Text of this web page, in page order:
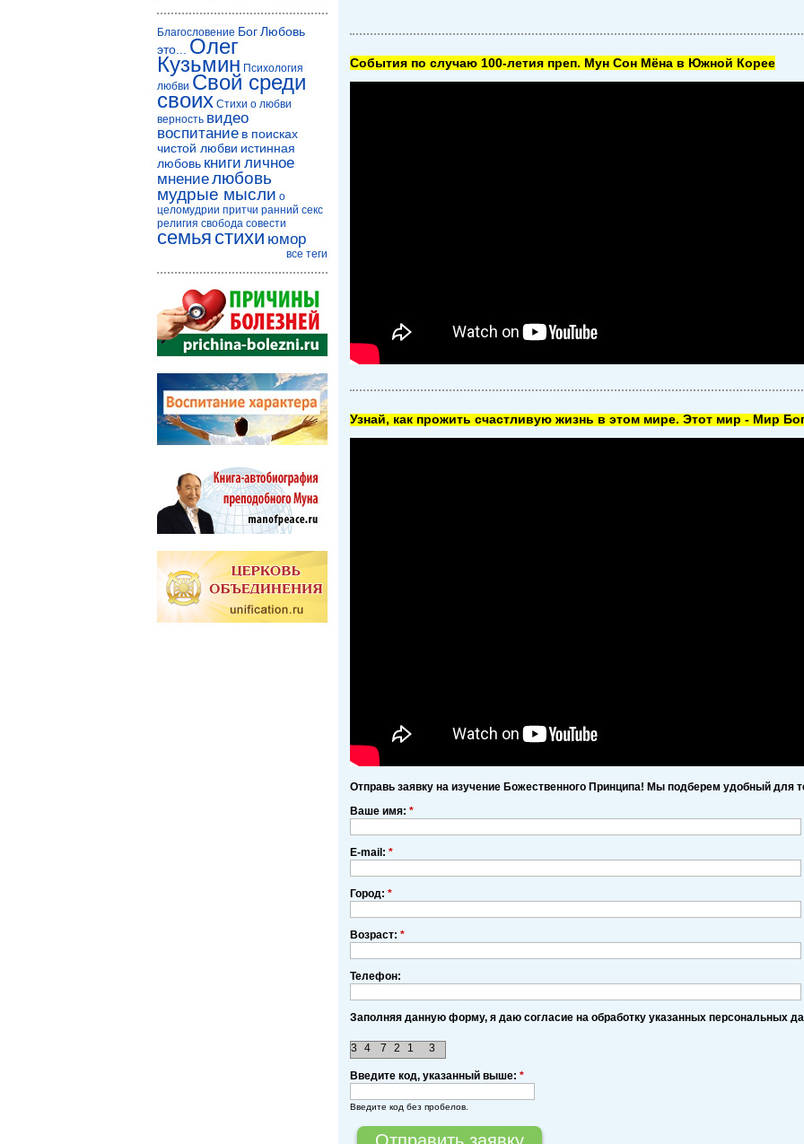
Cобытия по случаю 100-летия преп. Мун Сон Мёна в Южной Корее
Узнай, как прожить счастливую жизнь в этом мире. Этот мир - Мир
Отправь заявку на изучение Божественного Принципа! Мы подберем удобный для
Ваше имя: *
E-mail: *
Город: *
Возраст: *
Телефон:
Заполняя данную форму, я даю согласие на обработку указанных персональных
3 4 3
7 2 1
Введите код, указанный выше: *
Введите код без пробелов.
Благословение БогЛюбовь
это...
Олег
Кузьмин Психология
любви Свой среди
своих Стихи о любви
верность видео
воспитание в поисках
чистой любви истинная
любовь книги личное
мнениелюбовь
мудрые мысли о
целомудрии притчи ранний секс
религия свобода совести
семья стихи юмор
все теги